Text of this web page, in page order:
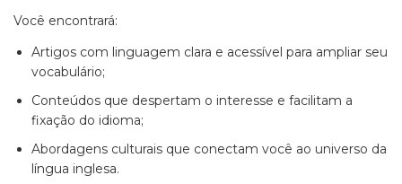
Você encontrará:
Artigos com linguagem clara e acessível para ampliar seu
vocabulário;
Conteúdos que despertam o interesse e facilitam a
fixação do idioma;
Abordagens culturais que conectam você ao universo da
língua inglesa.